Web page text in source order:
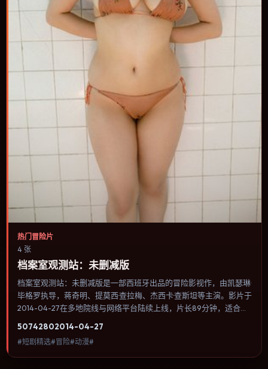
热门冒险片
4 张
档案室观测站：未删减版
档案室观测站：未删减版是一部西班牙出品的冒险影视作，由凯瑟琳·
毕格罗执导，蒋奇明、提莫西·查拉梅、杰西卡·查斯坦等主演。影片于
2014-04-27在多地院线与网络平台陆续上线，片长89分钟，适合喜
选择与情节推进，节奏与视听语言统一，可作为休闲观影或类型片补
片的选择。
50742802014-04-27
#短剧精选#冒险#动漫#